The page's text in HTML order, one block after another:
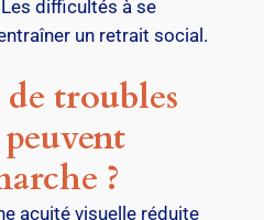
Les difficultés à se
un retrait social.
troubles
?
acuité visuelle réduite